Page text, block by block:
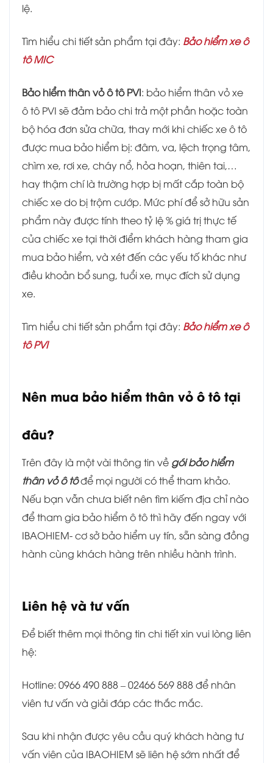
lệ.
Tìm hiểu chi tiết sản phẩm tại đây: Bảo hiểm xe ô
tô MIC
Bảo hiểm thân vỏ ô tô PVI: bảo hiểm thân vỏ xe
ô tô PVI sẽ đảm bảo chi trả một phần hoặc toàn
bộ hóa đơn sửa chữa, thay mới khi chiếc xe ô tô
được mua bảo hiểm bị: đâm, va, lệch trọng tâm,
chìm xe, rơi xe, cháy nổ, hỏa hoạn, thiên tai,…
hay thậm chí là trường hợp bị mất cắp toàn bộ
chiếc xe do bị trộm cướp. Mức phí để sở hữu sản
phẩm này được tính theo tỷ lệ % giá trị thực tế
của chiếc xe tại thời điểm khách hàng tham gia
mua bảo hiểm, và xét đến các yếu tố khác như
điều khoản bổ sung, tuổi xe, mục đích sử dụng
xe.
Tìm hiểu chi tiết sản phẩm tại đây: Bảo hiểm xe ô
tô PVI
Nên mua bảo hiểm thân vỏ ô tô tại
đâu?
Trên đây là một vài thông tin về góibảo hiểm
thân vỏ ô tôđể mọi người có thể tham khảo.
Nếu bạn vẫn chưa biết nên tìm kiếm địa chỉ nào
để tham gia bảo hiểm ô tô thì hãy đến ngay với
IBAOHIEM- cơ sở bảo hiểm uy tín, sẵn sàng đồng
hành cùng khách hàng trên nhiều hành trình.
Liên hệ và tư vấn
Để biết thêm mọi thông tin chi tiết xin vui lòng liên
hệ:
Hotline: 0966 490 888 – 02466 569 888 để nhân
viên tư vấn và giải đáp các thắc mắc.
Sau khi nhận được yêu cầu quý khách hàng tư
vấn viên của IBAOHIEM sẽ liên hệ sớm nhất để